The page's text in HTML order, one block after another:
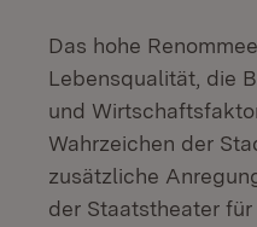
Das hohe
Lebensqualität, die
und
Wahrzeichen der
zusätzliche
der Staatstheater